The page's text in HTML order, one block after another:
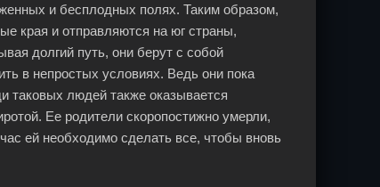
и бесплодных полях. Таким образом,
края и отправляются на юг страны,
долгий путь, они берут с собой
в непростых условиях. Ведь они пока
таковых людей также оказывается
Ее родители скоропостижно умерли,
ей необходимо сделать все, чтобы вновь